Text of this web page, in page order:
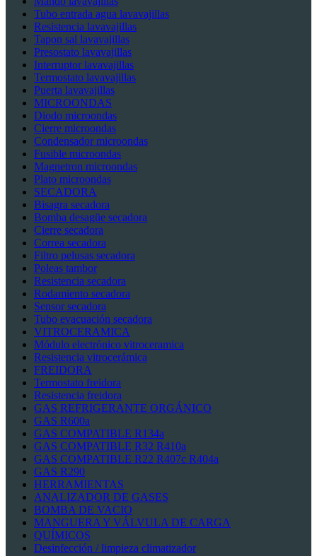
Tubo entrada agua lavavajillas
Resistencia lavavajillas
Tapon sal lavavajillas
Presostato lavavajillas
Interruptor lavavajillas
Termostato lavavajillas
Puerta lavavajillas
MICROONDAS
Diodo microondas
Cierre microondas
Condensador microondas
Fusible microondas
Magnetron microondas
Plato microondas
SECADORA
Bisagra secadora
Bomba desagüe secadora
Cierre secadora
Correa secadora
Filtro pelusas secadora
Poleas tambor
Resistencia secadora
Rodamiento secadora
Sensor secadora
Tubo evacuación secadora
VITROCERAMICA
Módulo electrónico vitroceramica
Resistencia vitrocerámica
FREIDORA
Termostato freidora
Resistencia freidora
GAS REFRIGERANTE ORGÁNICO
GAS R600a
GAS COMPATIBLE R134a
GAS COMPATIBLE R32 R410a
GAS COMPATIBLE R22 R407c R404a
GAS R290
HERRAMIENTAS
ANALIZADOR DE GASES
BOMBA DE VACIO
MANGUERA Y VÁLVULA DE CARGA
QUÍMICOS
Desinfección / limpieza climatizador